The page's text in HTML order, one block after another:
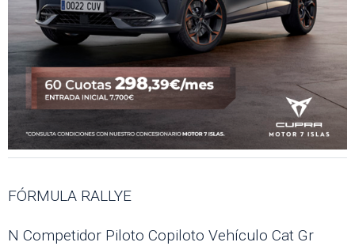
FÓRMULA RALLYE
N Competidor Piloto Copiloto Vehículo Cat Gr